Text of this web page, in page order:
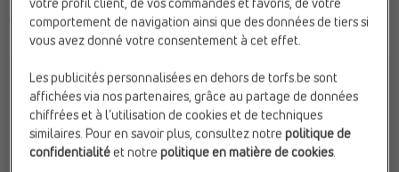
€ 45,99
comportement de navigation ainsi que des données de tiers si
vous avez donné votre consentement à cet effet.
Les publicités personnalisées en dehors de torfs.be sont
affichées via nos partenaires, grâce au partage de données
chiffrées et à l’utilisation de cookies et de techniques
similaires. Pour en savoir plus, consultez notrepolitique de
confidentialitéet notrepolitique en matière de cookies.